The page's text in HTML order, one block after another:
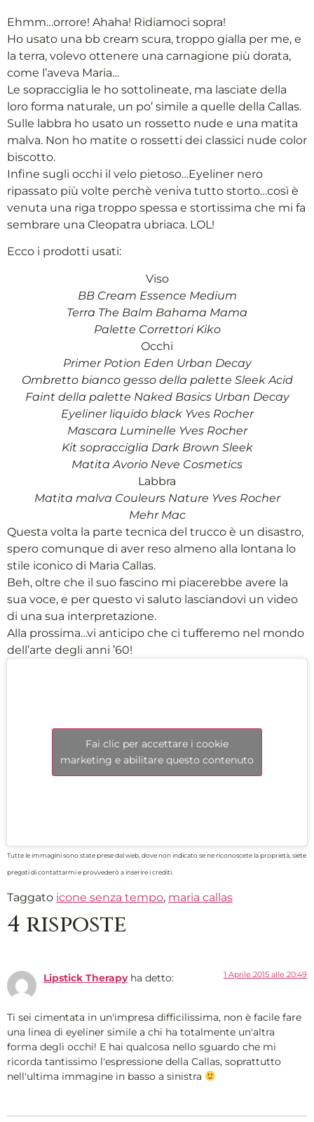
Ehmm…orrore! Ahaha! Ridiamoci sopra!
Ho usato una bb cream scura, troppo gialla per me, e
la terra, volevo ottenere una carnagione più dorata,
come l’aveva Maria…
Le sopracciglia le ho sottolineate, ma lasciate della
loro forma naturale, un po’ simile a quelle della Callas.
Sulle labbra ho usato un rossetto nude e una matita
malva. Non ho matite o rossetti dei classici nude color
biscotto.
Infine sugli occhi il velo pietoso…Eyeliner nero
ripassato più volte perchè veniva tutto storto…così è
venuta una riga troppo spessa e stortissima che mi fa
sembrare una Cleopatra ubriaca. LOL!
Ecco i prodotti usati:
Viso
BB Cream Essence Medium
Terra The Balm Bahama Mama
Palette Correttori Kiko
Occhi
Primer Potion Eden Urban Decay
Ombretto bianco gesso della palette Sleek Acid
Faint della palette Naked Basics Urban Decay
Eyeliner liquido black Yves Rocher
Mascara Luminelle Yves Rocher
Kit sopracciglia Dark Brown Sleek
Matita Avorio Neve Cosmetics
Labbra
Matita malva Couleurs Nature Yves Rocher
Mehr Mac
Questa volta la parte tecnica del trucco è un disastro,
spero comunque di aver reso almeno alla lontana lo
stile iconico di Maria Callas.
Beh, oltre che il suo fascino mi piacerebbe avere la
sua voce, e per questo vi saluto lasciandovi un video
di una sua interpretazione.
Alla prossima…vi anticipo che ci tufferemo nel mondo
dell’arte degli anni ’60!
Fai clic per accettare i cookie
marketing e abilitare questo contenuto
Tutte le immagini sono state prese dal web, dove non indicato se ne riconoscete la proprietà, siete
pregati di contattarmi e provvederò a inserire i crediti.
Taggato icone senza tempo, maria callas
4 risposte
Lipstick Therapy ha detto: 1 Aprile 2015 alle 20:49
Ti sei cimentata in un'impresa difficilissima, non è facile fare
una linea di eyeliner simile a chi ha totalmente un'altra
forma degli occhi! E hai qualcosa nello sguardo che mi
ricorda tantissimo l'espressione della Callas, soprattutto
nell'ultima immagine in basso a sinistra